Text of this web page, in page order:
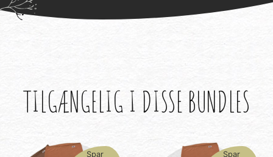
TILGÆNGELIG I DISSE BUNDLES
Spar Spar